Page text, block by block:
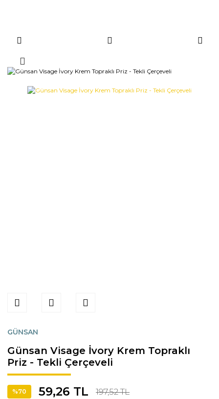
GÜNSAN
Günsan Visage İvory Krem Topraklı
Priz - Tekli Çerçeveli
%70 59,26 TL 197,52 TL